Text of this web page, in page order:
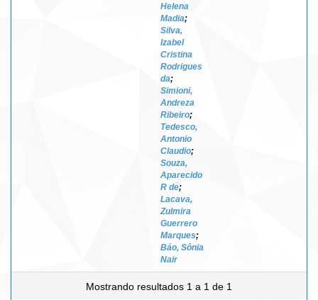
Helena
Madia;
Silva,
Izabel
Cristina
Rodrigues
da;
Simioni,
Andreza
Ribeiro;
Tedesco,
Antonio
Claudio;
Souza,
Aparecido
R de;
Lacava,
Zulmira
Guerrero
Marques;
Báo, Sônia
Nair
Mostrando resultados 1 a 1 de 1